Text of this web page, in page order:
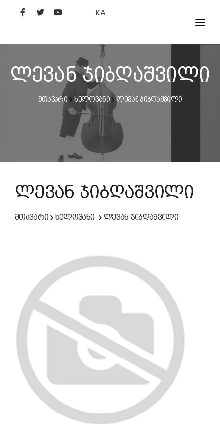
KA
ᲤᲘᲚᲛᲔᲑᲘ
ᲮᲔᲚᲝᲕᲐᲜᲘ
ᲙᲘᲜᲝᲡᲢᲣᲓᲘᲐ
ᲙᲘᲜᲝᲐᲙᲐᲓᲔᲛᲘᲐ
ლევან ჯიბღაშვილი
მთავარი ხელოვანი ლევან ჯიბღაშვილი
ლევან ჯიბღაშვილი
მთავარი ხელოვანი ლევან ჯიბღაშვილი